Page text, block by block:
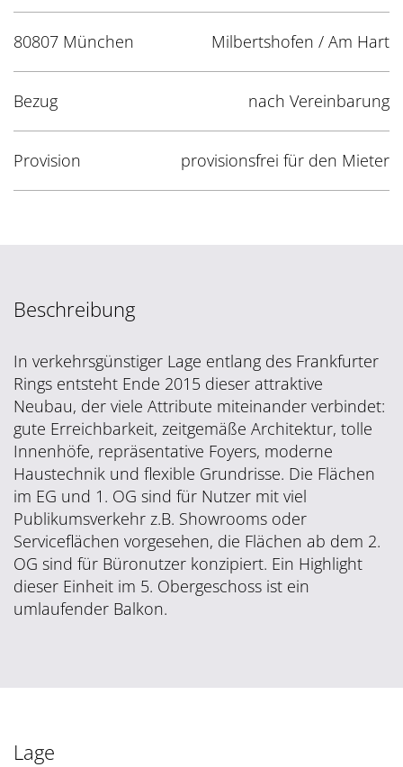
80807 München Milbertshofen / Am Hart
Bezug nach Vereinbarung
Provision provisionsfrei für den Mieter
Beschreibung
In verkehrsgünstiger Lage entlang des Frankfurter
Rings entsteht Ende 2015 dieser attraktive
Neubau, der viele Attribute miteinander verbindet:
gute Erreichbarkeit, zeitgemäße Architektur, tolle
Innenhöfe, repräsentative Foyers, moderne
Haustechnik und flexible Grundrisse. Die Flächen
im EG und 1. OG sind für Nutzer mit viel
Publikumsverkehr z.B. Showrooms oder
Serviceflächen vorgesehen, die Flächen ab dem 2.
OG sind für Büronutzer konzipiert. Ein Highlight
dieser Einheit im 5. Obergeschoss ist ein
umlaufender Balkon.
Lage